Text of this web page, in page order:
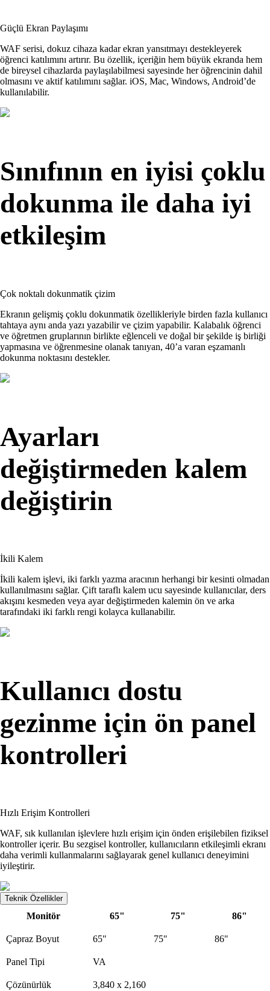
Güçlü Ekran Paylaşımı
WAF serisi, dokuz cihaza kadar ekran yansıtmayı destekleyerek
öğrenci katılımını artırır. Bu özellik, içeriğin hem büyük ekranda hem
de bireysel cihazlarda paylaşılabilmesi sayesinde her öğrencinin dahil
olmasını ve aktif katılımını sağlar. iOS, Mac, Windows, Android’de
kullanılabilir.
Sınıfının en iyisi çoklu
dokunma ile daha iyi
etkileşim
Çok noktalı dokunmatik çizim
Ekranın gelişmiş çoklu dokunmatik özellikleriyle birden fazla kullanıcı
tahtaya aynı anda yazı yazabilir ve çizim yapabilir. Kalabalık öğrenci
ve öğretmen gruplarının birlikte eğlenceli ve doğal bir şekilde iş birliği
yapmasına ve öğrenmesine olanak tanıyan, 40’a varan eşzamanlı
dokunma noktasını destekler.
Ayarları
değiştirmeden kalem
değiştirin
İkili Kalem
İkili kalem işlevi, iki farklı yazma aracının herhangi bir kesinti olmadan
kullanılmasını sağlar. Çift taraflı kalem ucu sayesinde kullanıcılar, ders
akışını kesmeden veya ayar değiştirmeden kalemin ön ve arka
tarafındaki iki farklı rengi kolayca kullanabilir.
Kullanıcı dostu
gezinme için ön panel
kontrolleri
Hızlı Erişim Kontrolleri
WAF, sık kullanılan işlevlere hızlı erişim için önden erişilebilen fiziksel
kontroller içerir. Bu sezgisel kontroller, kullanıcıların etkileşimli ekranı
daha verimli kullanmalarını sağlayarak genel kullanıcı deneyimini
iyileştirir.
Teknik Özellikler
Monitör 65" 75" 86"
Çapraz Boyut 65" 75" 86"
Panel Tipi VA
Çözünürlük 3,840 x 2,160